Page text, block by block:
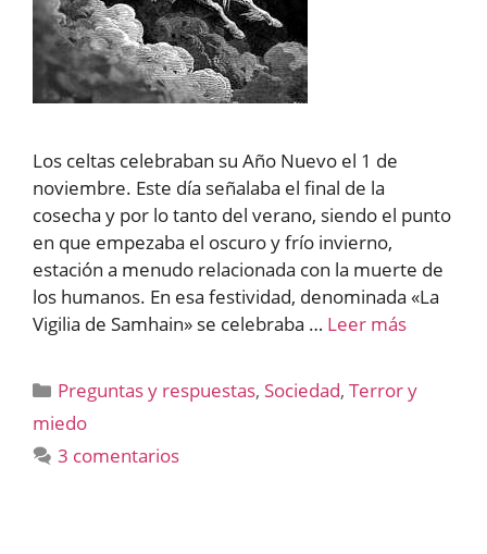
Los celtas celebraban su Año Nuevo el 1 de
noviembre. Este día señalaba el final de la
cosecha y por lo tanto del verano, siendo el punto
en que empezaba el oscuro y frío invierno,
estación a menudo relacionada con la muerte de
los humanos. En esa festividad, denominada «La
Vigilia de Samhain» se celebraba … Leer más
Categorías
Preguntas y respuestas, Sociedad,Terror y
miedo
3 comentarios